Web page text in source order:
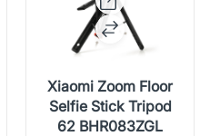
Xiaomi Zoom Floor
Selfie Stick Tripod
62 BHR083ZGL